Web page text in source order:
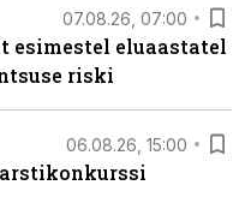
07.08.26, 07:00
esimestel eluaastatel
riski
06.08.26, 15:00